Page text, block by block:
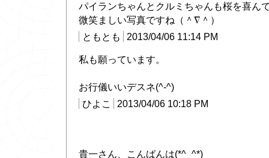
パイランちゃんとクルミちゃんも桜を喜ん
微笑ましい写真ですね（＾∇＾）
ともとも
2013/04/06 11:14 PM
私も願っています。
お行儀いいデスネ(^-^)
ひよこ
2013/04/06 10:18 PM
貴一さん、こんばんは(*^_^*)